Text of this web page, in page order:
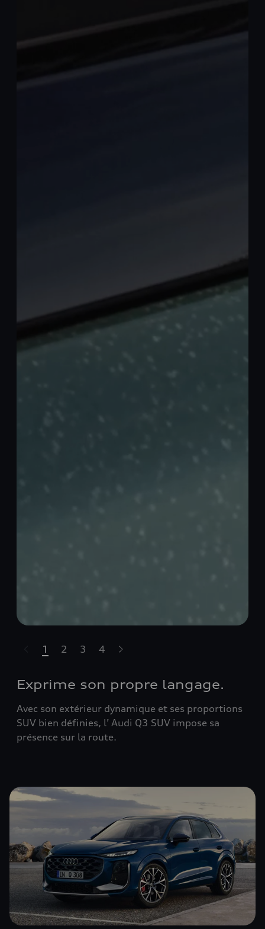
le carrousel
1 2 3 4
Exprime son propre langage.
Avec son extérieur dynamique et ses proportions
SUV bien définies, l’ Audi Q3 SUV impose sa
présence sur la route.